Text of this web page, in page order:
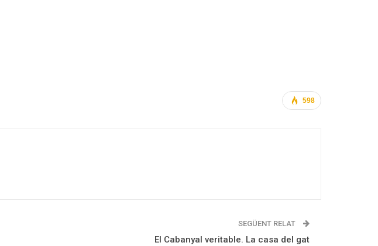
598
SEGÜENT RELAT
El Cabanyal veritable. La casa del gat